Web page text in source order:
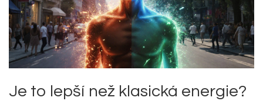
Je to lepší než klasická energie?